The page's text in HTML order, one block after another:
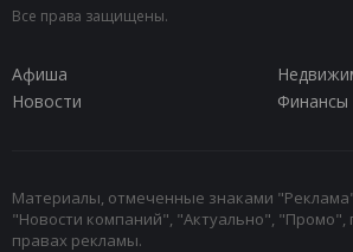
Все права защищены.
Афиша
Новости
Финансы
Материалы, отмеченные знаками
"Новости компаний", "Актуально", "Промо",
правах рекламы.